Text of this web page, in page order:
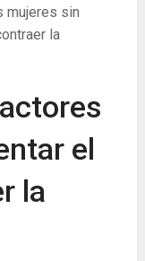
mujeres sin
la
el
la